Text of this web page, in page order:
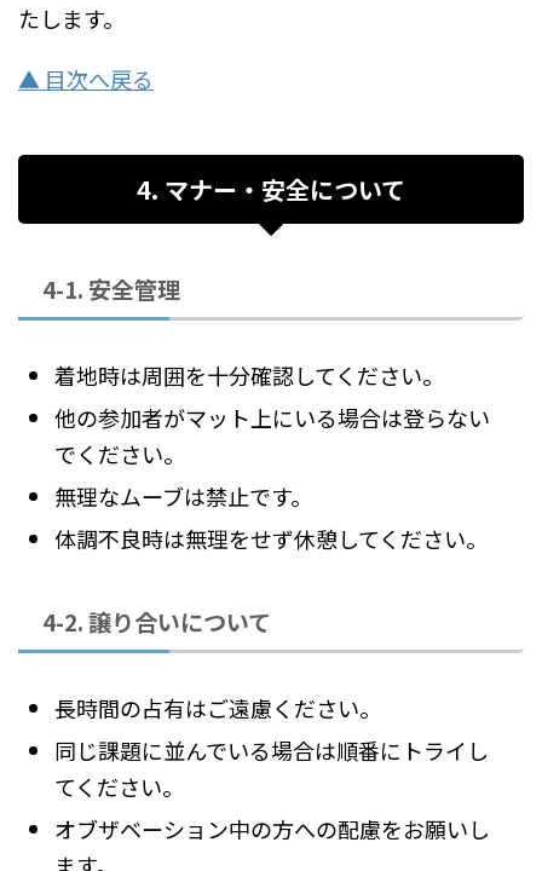
たします。
▲ 目次へ戻る
4. マナー・安全について
4-1. 安全管理
着地時は周囲を十分確認してください。
他の参加者がマット上にいる場合は登らない
でください。
無理なムーブは禁止です。
体調不良時は無理をせず休憩してください。
4-2. 譲り合いについて
長時間の占有はご遠慮ください。
同じ課題に並んでいる場合は順番にトライし
てください。
オブザベーション中の方への配慮をお願いし